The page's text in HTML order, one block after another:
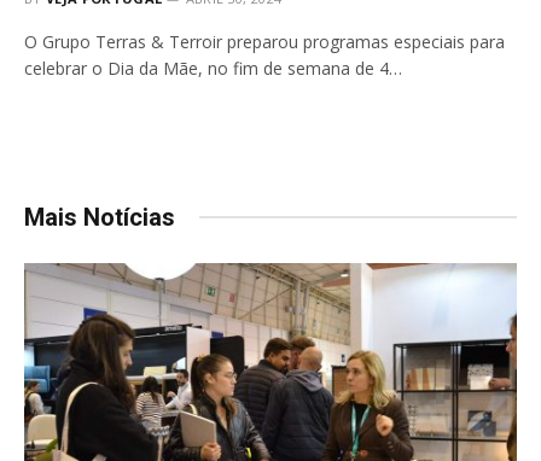
O Grupo Terras & Terroir preparou programas especiais para
celebrar o Dia da Mãe, no fim de semana de 4…
Mais Notícias